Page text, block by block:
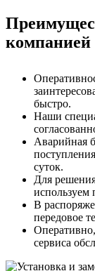
компанией
быстро.
Наши
Аварийная
суток.
Для
используем
В
передовое
сервиса